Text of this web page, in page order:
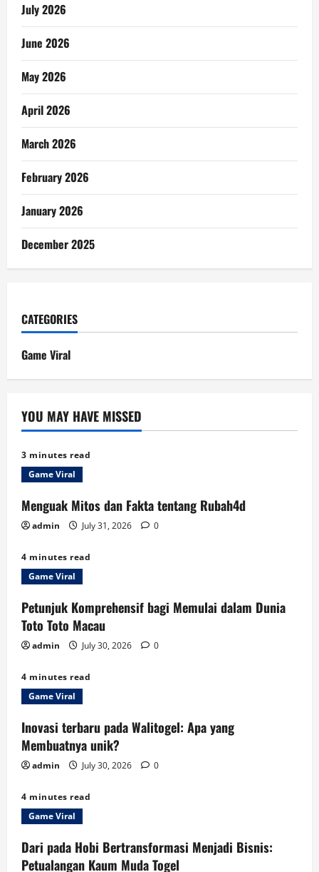
July 2026
June 2026
May 2026
April 2026
March 2026
February 2026
January 2026
December 2025
CATEGORIES
Game Viral
YOU MAY HAVE MISSED
3 minutes read
Game Viral
Menguak Mitos dan Fakta tentang Rubah4d
admin July 31, 2026 0
4 minutes read
Game Viral
Petunjuk Komprehensif bagi Memulai dalam Dunia
Toto Toto Macau
admin July 30, 2026 0
4 minutes read
Game Viral
Inovasi terbaru pada Walitogel: Apa yang
Membuatnya unik?
admin July 30, 2026 0
4 minutes read
Game Viral
Dari pada Hobi Bertransformasi Menjadi Bisnis:
Petualangan Kaum Muda Togel